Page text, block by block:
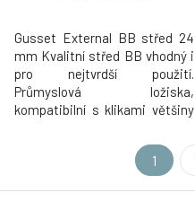
Gusset External BB střed 24
mm Kvalitní střed BB vhodný i
pro nejtvrdší použití.
Průmyslová ložiska,
kompatibilní s klikami většiny
(Shimano, FSA, Dartmoor, SD,
Box, ...) specifikace: (BSA):
68mm/73mm BB shell Vysoce
1